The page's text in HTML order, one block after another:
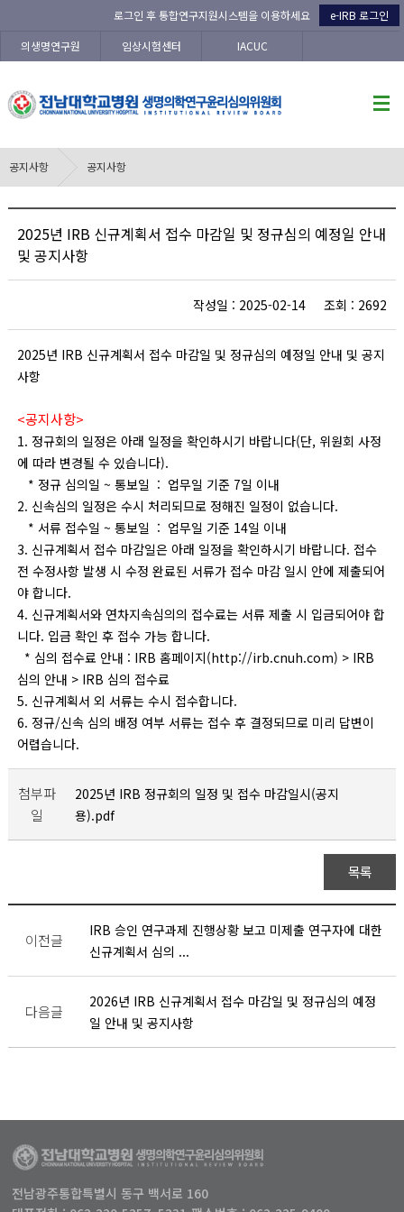
의생명연구원 임상시험센터 IACUC
로그인 후 통합연구지원시스템을 이용하세요 e-IRB 로그인
공지사항 공지사항
2025년 IRB 신규계획서 접수 마감일 및 정규심의 예정일 안내
및 공지사항
작성일 : 2025-02-14 조회 : 2692
2025년 IRB 신규계획서 접수 마감일 및 정규심의 예정일 안내 및 공지
사항
<공지사항>
1. 정규회의 일정은 아래 일정을 확인하시기 바랍니다(단, 위원회 사정
에 따라 변경될 수 있습니다).
* 정규 심의일 ~ 통보일 : 업무일 기준 7일 이내
2. 신속심의 일정은 수시 처리되므로 정해진 일정이 없습니다.
* 서류 접수일 ~ 통보일 : 업무일 기준 14일 이내
3. 신규계획서 접수 마감일은 아래 일정을 확인하시기 바랍니다. 접수
전 수정사항 발생 시 수정 완료된 서류가 접수 마감 일시 안에 제출되어
야 합니다.
4. 신규계획서와 연차지속심의의 접수료는 서류 제출 시 입금되어야 합
니다. 입금 확인 후 접수 가능 합니다.
* 심의 접수료 안내 : IRB 홈페이지(http://irb.cnuh.com) > IRB
심의 안내 > IRB 심의 접수료
5. 신규계획서 외 서류는 수시 접수합니다.
6. 정규/신속 심의 배정 여부 서류는 접수 후 결정되므로 미리 답변이
어렵습니다.
첨부파
일
2025년 IRB 정규회의 일정 및 접수 마감일시(공지
용).pdf
목록
이전글
IRB 승인 연구과제 진행상황 보고 미제출 연구자에 대한
신규계획서 심의 ...
다음글
2026년 IRB 신규계획서 접수 마감일 및 정규심의 예정
일 안내 및 공지사항
전남광주통합특별시 동구 백서로 160